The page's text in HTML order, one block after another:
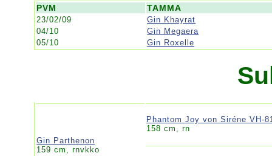
PVM TAMMA
23/02/09
Gin Khayrat
04/10
Gin Megaera
05/10
Gin Roxelle
Gin Parthenon
159 cm, rnvkko
Phantom Joy von Siréne VH-
158 cm, rn